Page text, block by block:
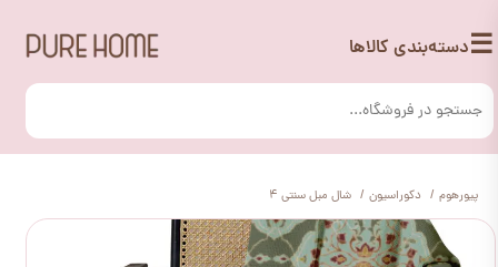
☰دسته‌بندی کالاها
پیورهوم دکوراسیون شال مبل سنتی 4